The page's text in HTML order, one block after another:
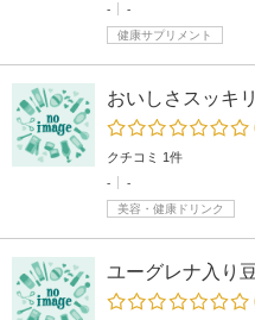
-
-
健康サプリメント
おいしさスッキ
クチコミ 1件
-
-
美容・健康ドリンク
ユーグレナ入り